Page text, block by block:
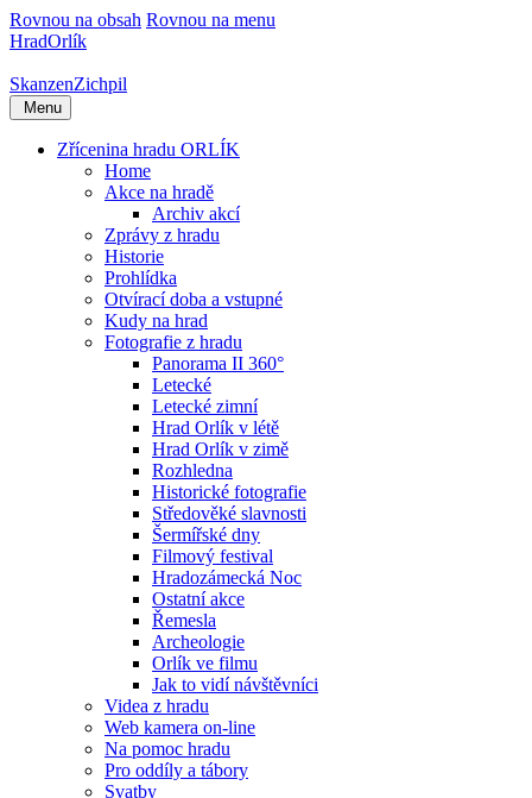
Rovnou na obsah Rovnou na menu
HradOrlík
SkanzenZichpil
Menu
Zřícenina hradu ORLÍK
Home
Akce na hradě
Archiv akcí
Zprávy z hradu
Historie
Prohlídka
Otvírací doba a vstupné
Kudy na hrad
Fotografie z hradu
Panorama II 360°
Letecké
Letecké zimní
Hrad Orlík v létě
Hrad Orlík v zimě
Rozhledna
Historické fotografie
Středověké slavnosti
Šermířské dny
Filmový festival
Hradozámecká Noc
Ostatní akce
Řemesla
Archeologie
Orlík ve filmu
Jak to vidí návštěvníci
Videa z hradu
Web kamera on-line
Na pomoc hradu
Pro oddíly a tábory
Svatby